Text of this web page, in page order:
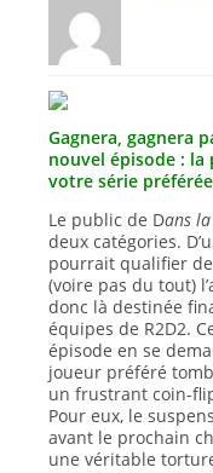
Gagnera, gagnera
nouvel épisode : la
votre série préférée
Le public de Dans la
deux catégories.
pourrait qualifier
(voire pas du tout)
donc là destinée
équipes de R2D2.
épisode en se
joueur préféré
un frustrant coin-
Pour eux, le
avant le prochain
une véritable